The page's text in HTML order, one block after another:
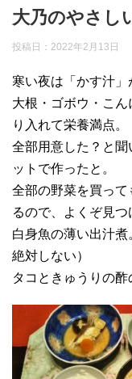
大乃のやさし
投稿日： 2022年2月13日
寒い夜は「かす汁」
大根・ゴボウ・こ
り入れて栄養満点。
全部用意した？と
ットで作ったと。
全部の野菜を買っ
るので、よくぞ見つ
白身魚の薄い出汁
絶対しない）
タコときゅうりの酢